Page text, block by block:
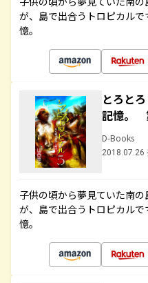
が、島で出合うトロピカル
憶。
とろと
記憶。
D-Books
2018.07.26
子供の頃から夢見ていた南
が、島で出合うトロピカル
憶。